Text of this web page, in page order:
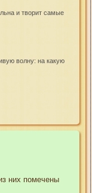
и творит самые
волну: на какую
из них помечены